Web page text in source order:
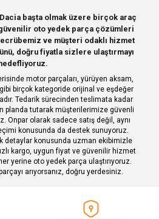
görüntülenemiyor.
bulunuyor.
daha pahalı.
olmalı.
Gönder
Paylaş
başta olmak üzere birçok araç
oto yedek parça çözümleri
ve müşteri odaklı hizmet
doğru fiyatla sizlere ulaştırmayı
hedefliyoruz.
motor parçaları, yürüyen aksam,
birçok kategoride orijinal ve eşdeğer
Tedarik sürecinden teslimata kadar
planda tutarak müşterilerimize güvenli
Onpar olarak sadece satış değil, aynı
konusunda da destek sunuyoruz.
detaylar konusunda uzman ekibimizle
kargo, uygun fiyat ve güvenilir hizmet
yerine oto yedek parça ulaştırıyoruz.
arıyorsanız, doğru yerdesiniz.